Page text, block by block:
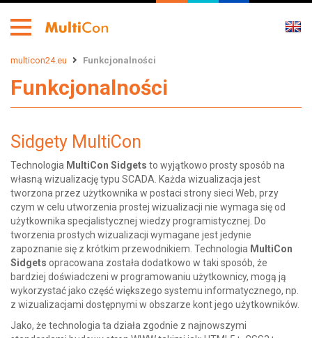
multicon24.eu Funkcjonalności
Funkcjonalności
Sidgety MultiCon
Technologia MultiCon Sidgets to wyjątkowo prosty sposób na
własną wizualizację typu SCADA. Każda wizualizacja jest
tworzona przez użytkownika w postaci strony sieci Web, przy
czym w celu utworzenia prostej wizualizacji nie wymaga się od
użytkownika specjalistycznej wiedzy programistycznej. Do
tworzenia prostych wizualizacji wymagane jest jedynie
zapoznanie się z krótkim przewodnikiem. Technologia MultiCon
Sidgets opracowana została dodatkowo w taki sposób, że
bardziej doświadczeni w programowaniu użytkownicy, mogą ją
wykorzystać jako część większego systemu informatycznego, np.
z wizualizacjami dostępnymi w obszarze kont jego użytkowników.
Jako, że technologia ta działa zgodnie z najnowszymi